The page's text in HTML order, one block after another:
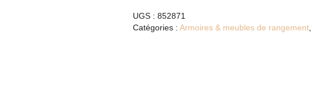
UGS : 852871
Catégories : Armoires & meubles de rangement,